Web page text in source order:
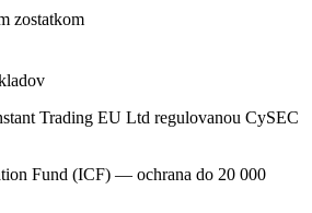
zostatkom
Trading EU Ltd regulovanou CySEC
Fund (ICF) — ochrana do 20 000